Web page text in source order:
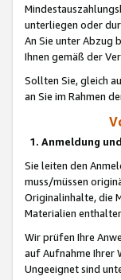
unterliegen oder
An Sie unter Abzug
Ihnen gemäß der
Sollten Sie, gleich
an Sie im Rahmen
1. Anmeldung
Sie leiten den
muss/müssen
Originalinhalte, die
Materialien
Wir prüfen Ihre
auf Aufnahme Ihrer
Ungeeignet sind